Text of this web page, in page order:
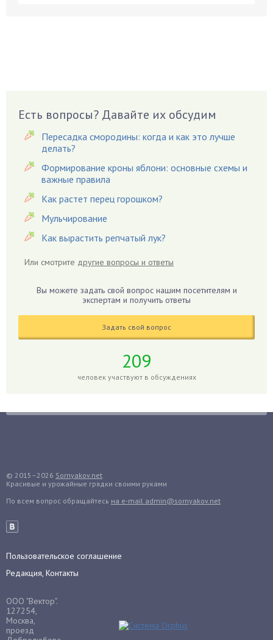
Виноград
Вишня
Вредители
Гардения
Гацания
Гвоздики
Георгины
Герань
Гиппеаструм
Годжи
Грядки
Дельфиниум
Дендробиум
Денежное дерево
Диффенбахия
Драцена
Есть вопросы? Давайте их обсудим
Пересадка смородины: когда и как это лучше
делать?
Формирование кроны яблони: основные схемы и
важные правила
Как растет перец горошком?
Мульчирование
Как вырастить репчатый лук?
Или смотрите другие вопросы и ответы
Вы можете задать свой вопрос нашим посетителям и
экспертам и получить ответы
Задать свой вопрос
209
человек участвуют в обсуждениях
© 2015–2026 Sornyakov.net
Красивые и урожайные грядки своими руками
По всем вопрос обращайтесь на e-mail admin@sornyakov.net
Пользовательское соглашение
Редакция, Контакты
ООО "Вектор".
127254,
Москва,
проезд